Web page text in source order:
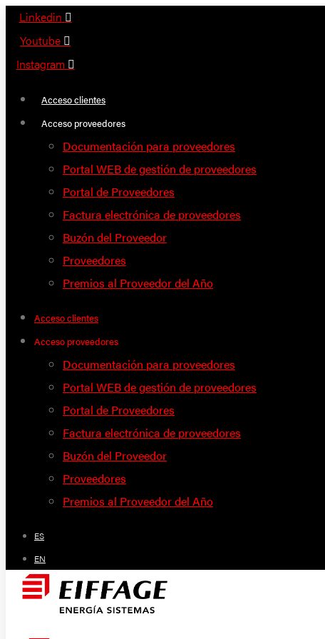
Saltar
contenido
Linkedin
Youtube
Instagram
Acceso clientes
Acceso proveedores
Documentación para proveedores
Portal WEB de gestión de proveedores
Portal de Proveedores
Factura electrónica de proveedores
Buzón del Proveedor
Proveedores
Premios al Proveedor del Año
Acceso clientes
Acceso proveedores
Documentación para proveedores
Portal WEB de gestión de proveedores
Portal de Proveedores
Factura electrónica de proveedores
Buzón del Proveedor
Proveedores
Premios al Proveedor del Año
ES
EN